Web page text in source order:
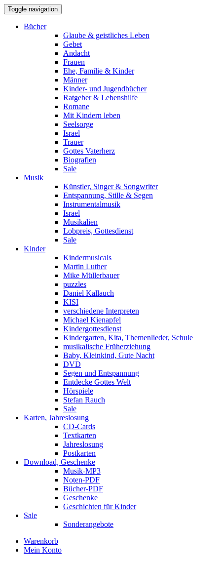
Toggle navigation
Bücher
Glaube & geistliches Leben
Gebet
Andacht
Frauen
Ehe, Familie & Kinder
Männer
Kinder- und Jugendbücher
Ratgeber & Lebenshilfe
Romane
Mit Kindern leben
Seelsorge
Israel
Trauer
Gottes Vaterherz
Biografien
Sale
Musik
Künstler, Singer & Songwriter
Entspannung, Stille & Segen
Instrumentalmusik
Israel
Musikalien
Lobpreis, Gottesdienst
Sale
Kinder
Kindermusicals
Martin Luther
Mike Müllerbauer
puzzles
Daniel Kallauch
KISI
verschiedene Interpreten
Michael Kienapfel
Kindergottesdienst
Kindergarten, Kita, Themenlieder, Schule
musikalische Früherziehung
Baby, Kleinkind, Gute Nacht
DVD
Segen und Entspannung
Entdecke Gottes Welt
Hörspiele
Stefan Rauch
Sale
Karten, Jahreslosung
CD-Cards
Textkarten
Jahreslosung
Postkarten
Download, Geschenke
Musik-MP3
Noten-PDF
Bücher-PDF
Geschenke
Geschichten für Kinder
Sale
Sonderangebote
Warenkorb
Mein Konto